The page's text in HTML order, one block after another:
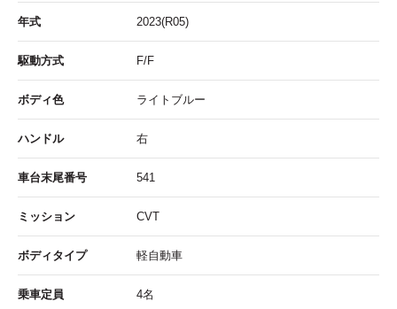
年式 2023(R05)
駆動方式 F/F
ボディ色 ライトブルー
ハンドル 右
車台末尾番号 541
ミッション CVT
ボディタイプ 軽自動車
乗車定員 4名